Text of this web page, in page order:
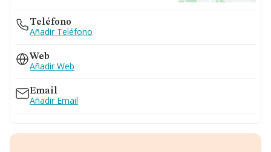
Teléfono
Añadir Teléfono
Web
Añadir Web
Email
Añadir Email